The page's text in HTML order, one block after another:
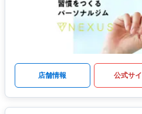
店舗情報 公式サ